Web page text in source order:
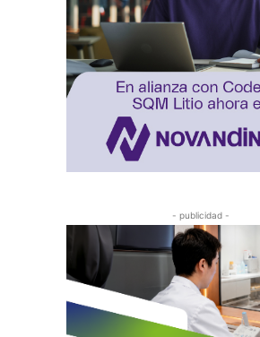
- publicidad -